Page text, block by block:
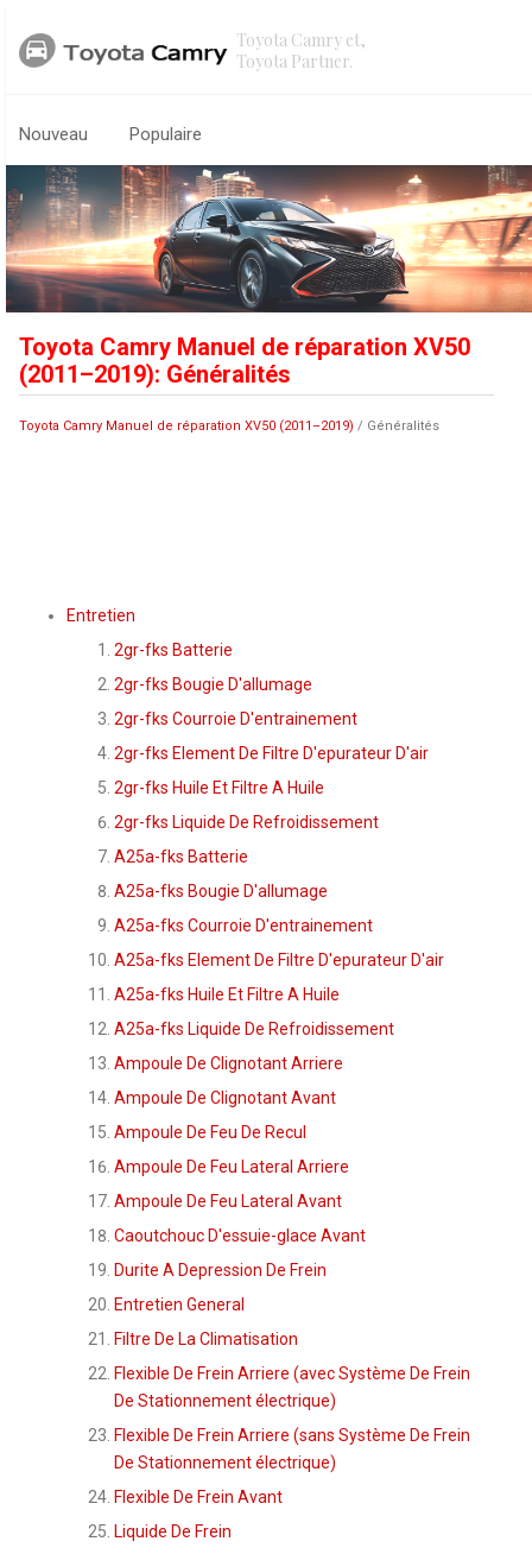
Toyota Camry et,
Toyota Partner.
Nouveau Populaire
Toyota Camry Manuel de réparation XV50
(2011–2019): Généralités
Toyota Camry Manuel de réparation XV50 (2011–2019) / Généralités
Entretien
2gr-fks Batterie
2gr-fks Bougie D'allumage
2gr-fks Courroie D'entrainement
2gr-fks Element De Filtre D'epurateur D'air
2gr-fks Huile Et Filtre A Huile
2gr-fks Liquide De Refroidissement
A25a-fks Batterie
A25a-fks Bougie D'allumage
A25a-fks Courroie D'entrainement
A25a-fks Element De Filtre D'epurateur D'air
A25a-fks Huile Et Filtre A Huile
A25a-fks Liquide De Refroidissement
Ampoule De Clignotant Arriere
Ampoule De Clignotant Avant
Ampoule De Feu De Recul
Ampoule De Feu Lateral Arriere
Ampoule De Feu Lateral Avant
Caoutchouc D'essuie-glace Avant
Durite A Depression De Frein
Entretien General
Filtre De La Climatisation
Flexible De Frein Arriere (avec Système De Frein
De Stationnement électrique)
Flexible De Frein Arriere (sans Système De Frein
De Stationnement électrique)
Flexible De Frein Avant
Liquide De Frein